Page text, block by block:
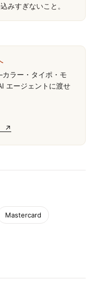
みすぎないこと。
ラー・タイポ・モ
エージェントに渡せ
↗
Mastercard